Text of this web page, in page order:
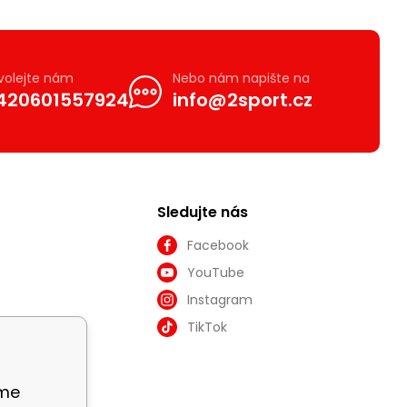
nám Nebo nám napište na
info@2sport.cz
Sledujte nás
Facebook
YouTube
Instagram
TikTok